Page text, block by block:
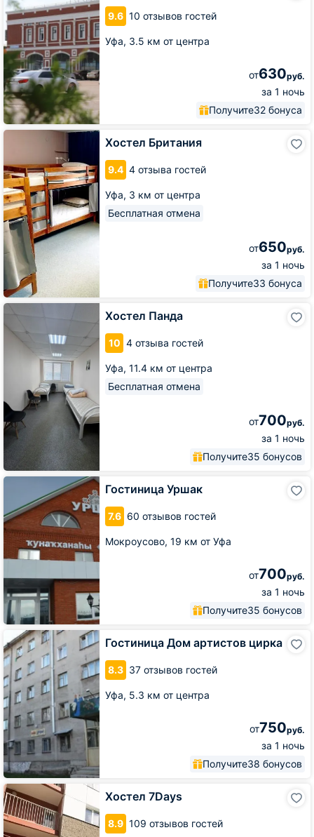
9.6 10 отзывов гостей
Уфа, 3.5 км от центра
от630руб.
за 1 ночь
Получите32 бонуса
Хостел Британия
9.4 4 отзыва гостей
Уфа, 3 км от центра
Бесплатная отмена
от650руб.
за 1 ночь
Получите33 бонуса
Хостел
Хостел Панда
10 4 отзыва гостей
Уфа, 11.4 км от центра
Бесплатная отмена
от700руб.
за 1 ночь
Получите35 бонусов
Хостел
Гостиница Уршак
7.6 60 отзывов гостей
Мокроусово, 19 км от Уфа
от700руб.
за 1 ночь
Получите35 бонусов
Гостиница
Гостиница Дом артистов цирка
8.3 37 отзывов гостей
Уфа, 5.3 км от центра
от750руб.
за 1 ночь
Получите38 бонусов
Гостиница
Дом
артистов
цирка
Хостел 7Days
8.9 109 отзывов гостей
Хостел
7Days